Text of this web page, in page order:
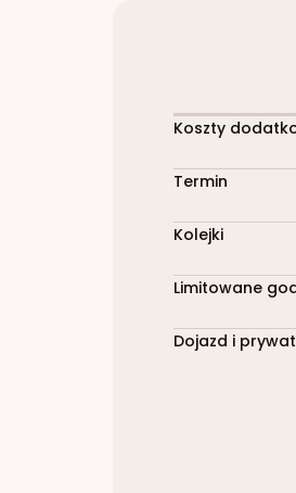
Koszty
Termin
Kolejki
Limitowane
Dojazd i